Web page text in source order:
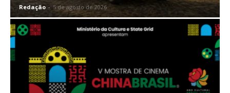
Redação - 5 de agosto de 2026